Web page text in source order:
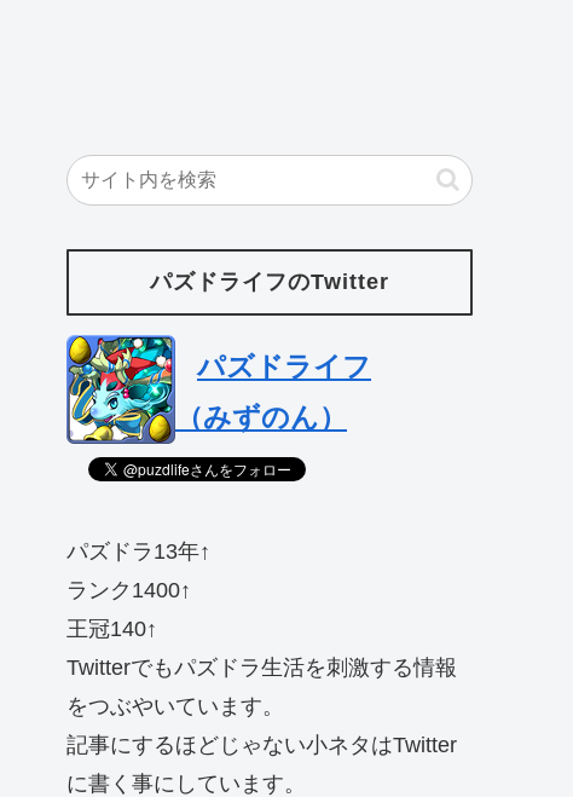
パズドライフのTwitter
パズドライフ
（みずのん）
パズドラ13年↑
ランク1400↑
王冠140↑
Twitterでもパズドラ生活を刺激する情報
をつぶやいています。
記事にするほどじゃない小ネタはTwitter
に書く事にしています。